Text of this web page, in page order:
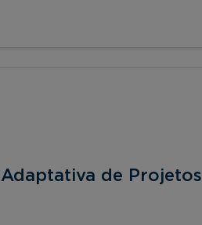
de Projetos